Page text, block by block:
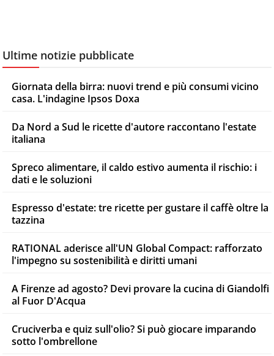
Ultime notizie pubblicate
Giornata della birra: nuovi trend e più consumi vicino
casa. L'indagine Ipsos Doxa
Da Nord a Sud le ricette d'autore raccontano l'estate
italiana
Spreco alimentare, il caldo estivo aumenta il rischio: i
dati e le soluzioni
Espresso d'estate: tre ricette per gustare il caffè oltre la
tazzina
RATIONAL aderisce all'UN Global Compact: rafforzato
l'impegno su sostenibilità e diritti umani
A Firenze ad agosto? Devi provare la cucina di Giandolfi
al Fuor D'Acqua
Cruciverba e quiz sull'olio? Si può giocare imparando
sotto l'ombrellone